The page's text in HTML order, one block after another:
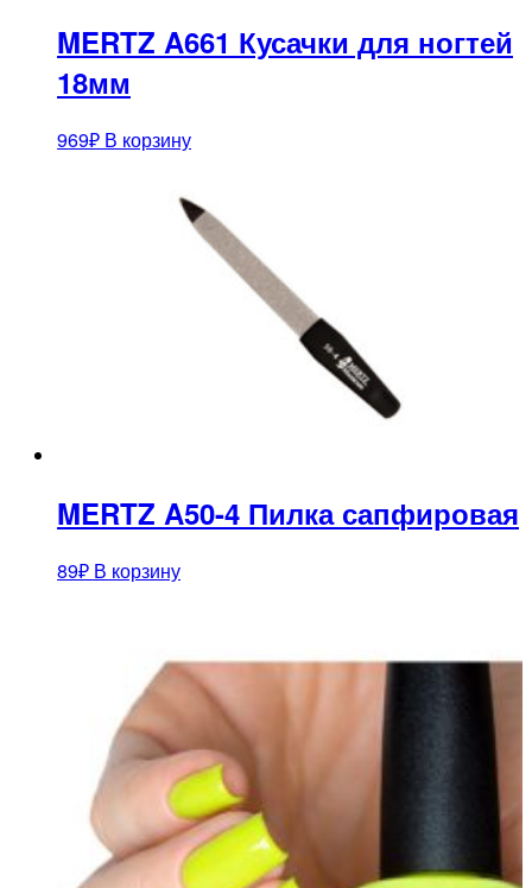
MERTZ A661 Кусачки для ногтей
18мм
969₽ В корзину
MERTZ A50-4 Пилка сапфировая
89₽ В корзину